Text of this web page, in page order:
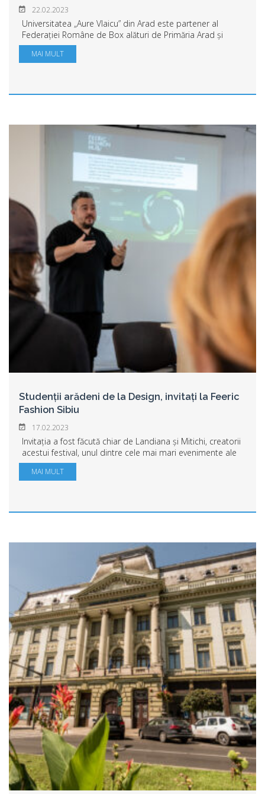
22.02.2023
Universitatea „Aure Vlaicu” din Arad este partener al
Federației Române de Box alături de Primăria Arad și
Consiliul Județean Arad al celui mai mare eveniment
pugilistic juvenil din România și al doil...
MAI MULT
Studenții arădeni de la Design, invitați la Feeric
Fashion Sibiu
17.02.2023
Invitația a fost făcută chiar de Landiana și Mitichi, creatorii
acestui festival, unul dintre cele mai mari evenimente ale
industriei fashion, organizat la Sibiu. Feericul este una
dintre cele mai cun...
MAI MULT